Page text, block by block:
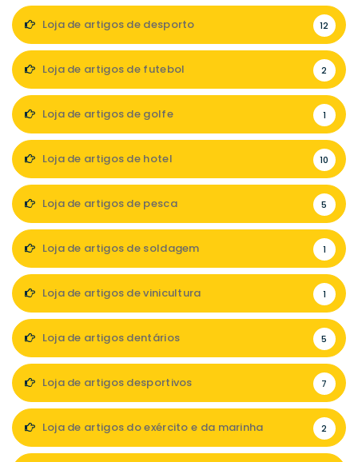
Loja de artigos de desporto 12
Loja de artigos de futebol 2
Loja de artigos de golfe 1
Loja de artigos de hotel 10
Loja de artigos de pesca 5
Loja de artigos de soldagem 1
Loja de artigos de vinicultura 1
Loja de artigos dentários 5
Loja de artigos desportivos 7
Loja de artigos do exército e da marinha 2